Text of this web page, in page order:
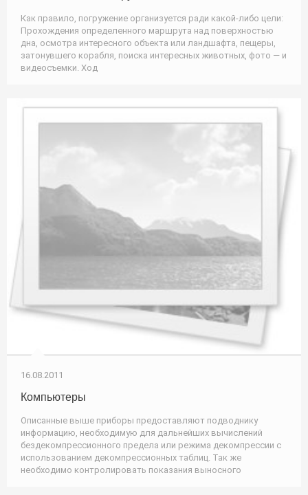
Как правило, погружение организуется ради какой-либо цели:
Прохождения определенного маршрута над поверхностью
дна, осмотра интересного объекта или ландшафта, пещеры,
затонувшего корабля, поиска интересных животных, фото — и
видеосъемки. Ход
16.08.2011
Компьютеры
Описанные выше приборы предоставляют подводнику
информацию, необходимую для дальнейших вычислений
бездекомпрессионного предела или режима декомпрессии с
использованием декомпрессионных таблиц. Так же
необходимо контролировать показания выносного